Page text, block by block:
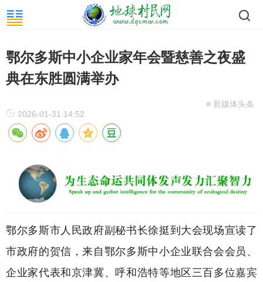
鄂尔多斯中小企业家年会暨慈善之夜盛
典在东胜圆满举办
# 新媒体头条
2026-01-31 14:52
鄂尔多斯市人民政府副秘书长徐挺到大会现场宣读了
市政府的贺信，来自鄂尔多斯中小企业联合会会员、
企业家代表和京津冀、呼和浩特等地区三百多位嘉宾